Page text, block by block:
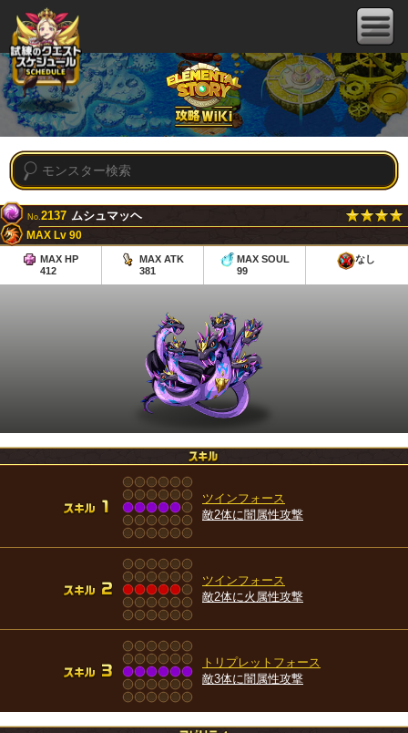
No.2137 ムシュマッヘ
MAX Lv 90
MAX HP
412
MAX ATK
381
MAX SOUL
99
なし
ツインフォース
敵2体に闇属性攻撃
ツインフォース
敵2体に火属性攻撃
トリプレットフォース
敵3体に闇属性攻撃